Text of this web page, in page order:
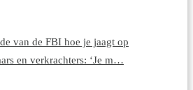
van de FBI hoe je jaagt op
en verkrachters: ‘Je m…